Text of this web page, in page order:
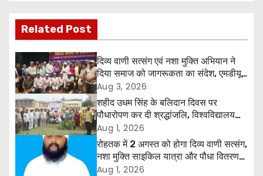
t
n
a
v
i
g
Related Post
दिव्य वाणी सत्संग एवं नशा मुक्ति अभियान ने
दिया समाज को जागरूकता का संदेश, एमडीयू
रोहतक में हजारों लोगों ने लिया संकल्प
Aug 3, 2026
शहीद उधम सिंह के बलिदान दिवस पर
पौधारोपण कर दी श्रद्धांजलि, विश्वविद्यालय
और राजपत्रित अवकाश बहाल करने की उठी
मांग
Aug 1, 2026
रोहतक में 2 अगस्त को होगा दिव्य वाणी सत्संग,
नशा मुक्ति साइकिल यात्रा और पौधा वितरण
कार्यक्रम
Aug 1, 2026